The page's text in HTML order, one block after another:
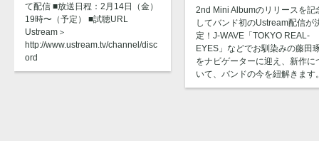
て配信 ■放送日程：2月14日（金）
19時〜（予定） ■試聴URL
Ustream＞
http://www.ustream.tv/channel/disc
ord
2nd Mini Albumのリリースを記
してバンド初のUstream配信が
定！J-WAVE「TOKYO REAL-
EYES」などでお馴染みの藤田
をナビゲーターに迎え、新作に
いて、バンドの今を紐解きます